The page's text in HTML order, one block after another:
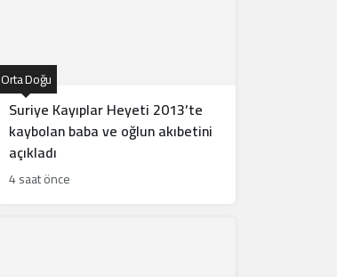
Suriye Kayıplar Heyeti 2013’te
kaybolan baba ve oğlun akıbetini
açıkladı
Orta Doğu
4 saat önce